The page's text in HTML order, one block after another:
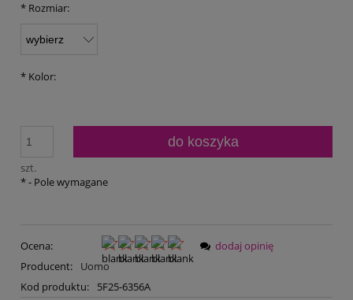
* Rozmiar:
* Kolor:
szt.
do koszyka
*- Pole wymagane
Ocena:
Producent:
Uomo
Kod produktu:
5F25-6356A
dodaj opinię